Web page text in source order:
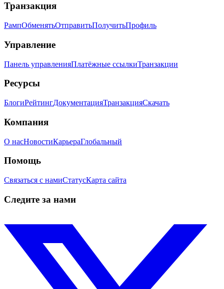
Транзакция
РампОбменятьОтправитьПолучитьПрофиль
Управление
Панель управленияПлатёжные ссылкиТранзакции
Ресурсы
БлогиРейтингДокументацияТранзакцияСкачать
Компания
О насНовостиКарьераГлобальный
Помощь
Связаться с намиСтатусКарта сайта
Следите за нами